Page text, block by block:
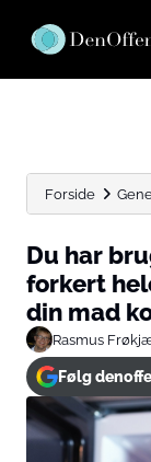
Forside
Du har
forkert
din mad
Rasmus
Følg